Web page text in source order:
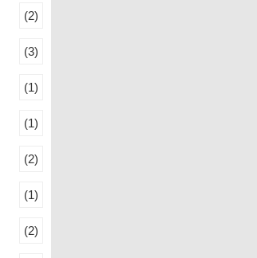
(2)
(3)
(1)
(1)
(2)
(1)
(2)